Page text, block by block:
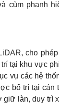
cùm phanh
cho
tại khu vực
vụ các hệ
bố trí tại
giữ làn, duy trì